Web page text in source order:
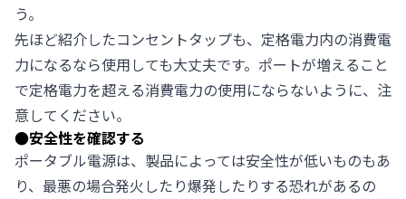
う。
先ほど紹介したコンセントタップも、定格電力内の消費電
力になるなら使用しても大丈夫です。ポートが増えること
で定格電力を超える消費電力の使用にならないように、注
意してください。
●安全性を確認する
ポータブル電源は、製品によっては安全性が低いものもあ
り、最悪の場合発火したり爆発したりする恐れがあるの